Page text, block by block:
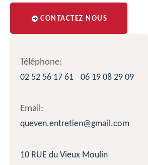
CONTACTEZ NOUS
Téléphone:
02 52 56 17 61
06 19 08 29 09
Email:
queven.entretien@gmail.com
10 RUE du Vieux Moulin